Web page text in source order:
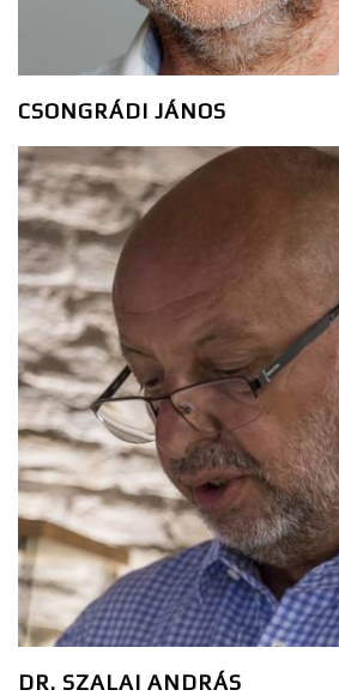
CSONGRÁDI JÁNOS
DR. SZALAI ANDRÁS